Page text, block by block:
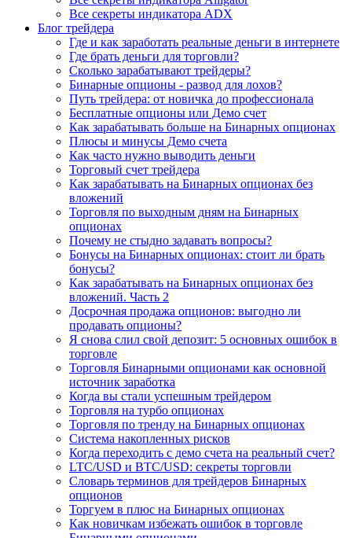
Все секреты индикатора ADX
Блог трейдера
Где и как заработать реальные деньги в интернете
Где брать деньги для торговли?
Сколько зарабатывают трейдеры?
Бинарные опционы - развод для лохов?
Путь трейдера: от новичка до профессионала
Бесплатные опционы или Демо счет
Как зарабатывать больше на Бинарных опционах
Плюсы и минусы Демо счета
Как часто нужно выводить деньги
Торговый счет трейдера
Как зарабатывать на Бинарных опционах без
вложений
Торговля по выходным дням на Бинарных
опционах
Почему не стыдно задавать вопросы?
Бонусы на Бинарных опционах: стоит ли брать
бонусы?
Как зарабатывать на Бинарных опционах без
вложений. Часть 2
Досрочная продажа опционов: выгодно ли
продавать опционы?
Я снова слил свой депозит: 5 основных ошибок в
торговле
Торговля Бинарными опционами как основной
источник заработка
Когда вы стали успешным трейдером
Торговля на турбо опционах
Торговля по тренду на Бинарных опционах
Система накопленных рисков
Когда переходить с демо счета на реальный счет?
LTC/USD и BTC/USD: секреты торговли
Словарь терминов для трейдеров Бинарных
опционов
Торгуем в плюс на Бинарных опционах
Как новичкам избежать ошибок в торговле